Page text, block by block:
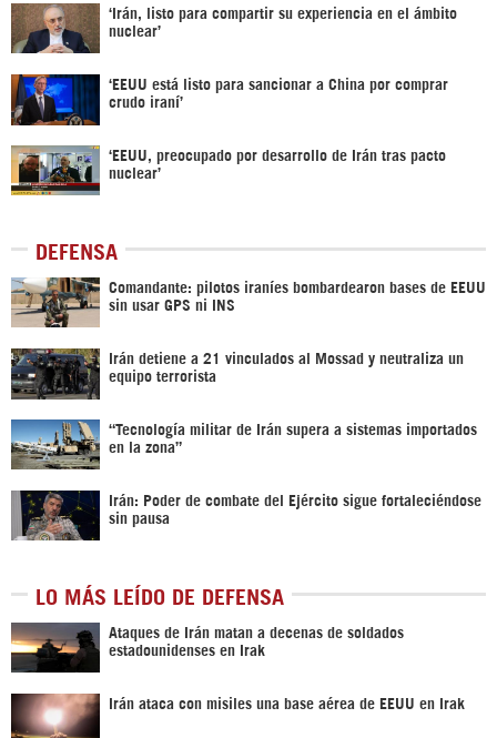
‘Irán, listo para compartir su experiencia en el ámbito
nuclear’
‘EEUU está listo para sancionar a China por comprar
crudo iraní’
‘EEUU, preocupado por desarrollo de Irán tras pacto
nuclear’
DEFENSA
Comandante: pilotos iraníes bombardearon bases de EEUU
sin usar GPS ni INS
Irán detiene a 21 vinculados al Mossad y neutraliza un
equipo terrorista
“Tecnología militar de Irán supera a sistemas importados
en la zona”
Irán: Poder de combate del Ejército sigue fortaleciéndose
sin pausa
LO MÁS LEÍDO DE DEFENSA
Ataques de Irán matan a decenas de soldados
estadounidenses en Irak
Irán ataca con misiles una base aérea de EEUU en Irak